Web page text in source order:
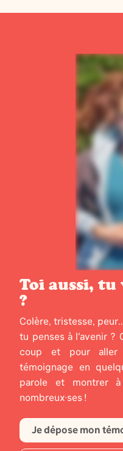
Toi aussi,
?
Colère, tristesse,
tu penses à l’avenir
coup et pour aller
témoignage en
parole et montrer
nombreux·ses !
Je dépose mon